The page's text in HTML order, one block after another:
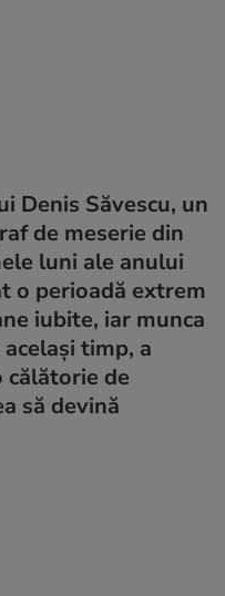
Denis Săvescu, un
de meserie din
luni ale anului
o perioadă extrem
iubite, iar munca
timp, a
călătorie de
să devină